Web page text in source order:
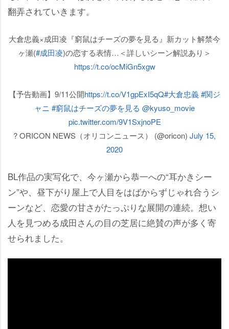
翻弄されていきます。
大倉忠義×成田凌『窮鼠はチーズの夢を見る』新カット解禁今
ヶ瀬(#成田凌)の恋する表情…＜詳しいシーン解説あり＞
https://t.co/ocMiGn5xgw
【予告動画】9/11公開https://t.co/V1gpExI5qQ#大倉忠義#関ジ
ャニ #窮鼠はチーズの夢を見る @kyuso_movie
pic.twitter.com/9V1SxjnoPE
? ORICON NEWS（オリコンニュース） (@oricon) July 15,
2020
BL作品の実写化で、今ヶ瀬から恭一への“耳かきシー
ン”や、昼下がり屋上で人目をはばからずじゃれ合うシ
ーンなど、恋愛の甘さがたっぷりな展開の連続。想い
人を見つめる成田さんの目の芝居に絶賛の声が多く寄
せられました。